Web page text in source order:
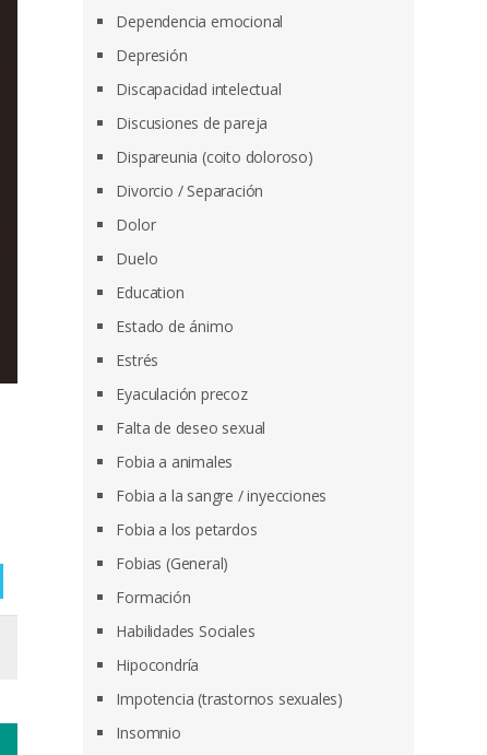
Dependencia emocional
Depresión
Discapacidad intelectual
Discusiones de pareja
Dispareunia (coito doloroso)
Divorcio / Separación
Dolor
Duelo
Education
Estado de ánimo
Estrés
Eyaculación precoz
Falta de deseo sexual
Fobia a animales
Fobia a la sangre / inyecciones
Fobia a los petardos
Fobias (General)
Formación
Habilidades Sociales
Hipocondría
Impotencia (trastornos sexuales)
Insomnio